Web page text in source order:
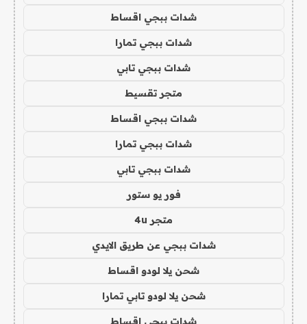
شدات ببجي اقساط
شدات ببجي تمارا
شدات ببجي تابي
متجر تقسيط
شدات ببجي اقساط
شدات ببجي تمارا
شدات ببجي تابي
فور يو ستور
متجر 4u
شدات ببجي عن طريق الايدي
شحن يلا لودو اقساط
شحن يلا لودو تابي تمارا
شدات ببجي اقساط